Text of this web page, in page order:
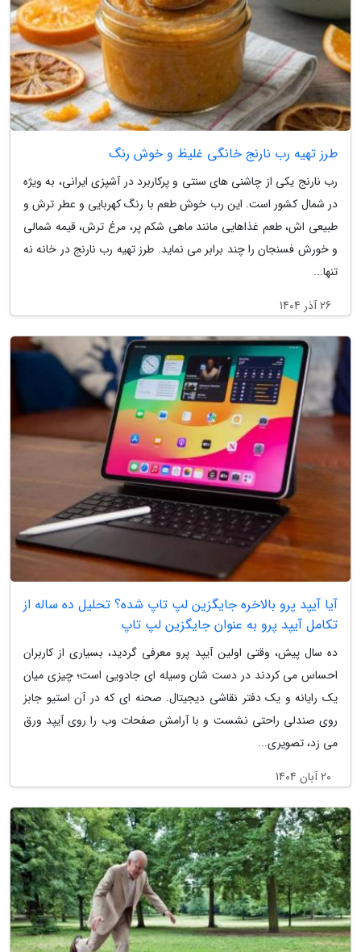
طرز تهیه رب نارنج خانگی غلیظ و خوش رنگ
رب نارنج یکی از چاشنی های سنتی و پرکاربرد در آشپزی ایرانی، به ویژه
در شمال کشور است. این رب خوش طعم با رنگ کهربایی و عطر ترش و
طبیعی اش، طعم غذاهایی مانند ماهی شکم پر، مرغ ترش، قیمه شمالی
و خورش فسنجان را چند برابر می نماید. طرز تهیه رب نارنج در خانه نه
تنها...
26 آذر 1404
آیا آیپد پرو بالاخره جایگزین لپ تاپ شده؟ تحلیل ده ساله از
تکامل آیپد پرو به عنوان جایگزین لپ تاپ
ده سال پیش، وقتی اولین آیپد پرو معرفی گردید، بسیاری از کاربران
احساس می کردند در دست شان وسیله ای جادویی است؛ چیزی میان
یک رایانه و یک دفتر نقاشی دیجیتال. صحنه ای که در آن استیو جابز
روی صندلی راحتی نشست و با آرامش صفحات وب را روی آیپد ورق
می زد، تصویری...
20 آبان 1404